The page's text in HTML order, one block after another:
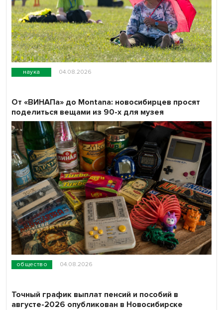
наука 04.08.2026
общество 04.08.2026
От «ВИНАПа» до Montana: новосибирцев просят
поделиться вещами из 90-х для музея
Точный график выплат пенсий и пособий в
августе-2026 опубликован в Новосибирске